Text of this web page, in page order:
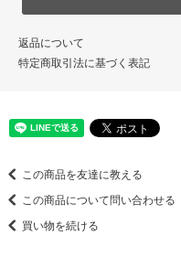
返品について
特定商取引法に基づく表記
この商品を友達に教える
この商品について問い合わせる
買い物を続ける